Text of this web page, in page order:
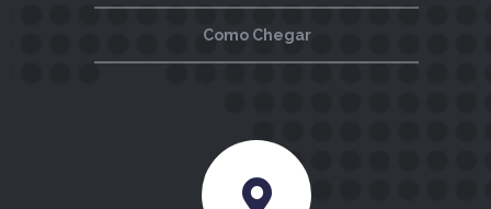
Como Chegar